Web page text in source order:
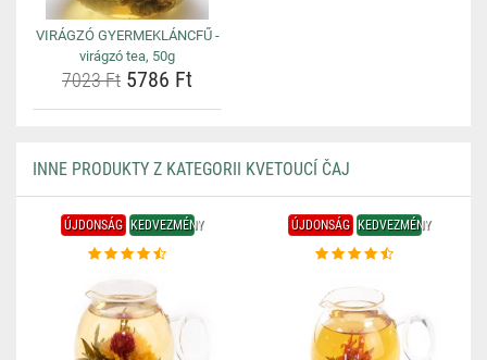
VIRÁGZÓ GYERMEKLÁNCFŰ -
virágzó tea, 50g
7023 Ft 5786 Ft
INNE PRODUKTY Z KATEGORII KVETOUCÍ ČAJ
ÚJDONSÁG KEDVEZMÉNY ÚJDONSÁG KEDVEZMÉNY